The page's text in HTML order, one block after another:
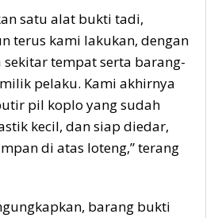
satu alat bukti tadi,
terus kami lakukan, dengan
sekitar tempat serta barang-
pelaku. Kami akhirnya
pil koplo yang sudah
kecil, dan siap diedar,
di atas loteng,” terang
barang bukti